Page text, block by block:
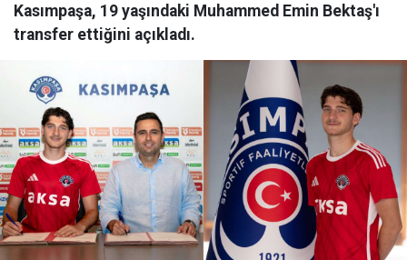
Kasımpaşa, 19 yaşındaki Muhammed Emin Bektaş'ı
transfer ettiğini açıkladı.